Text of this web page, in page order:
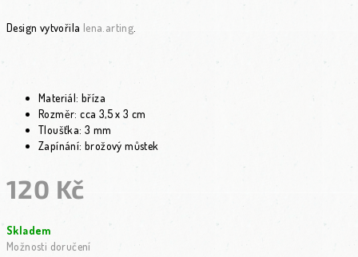
Design vytvořila lena.arting
Materiál: bříza
Rozměr: cca 3,5 x 3 cm
Tloušťka: 3 mm
Zapínání: brožový můstek
120 Kč
Skladem
Možnosti doručení